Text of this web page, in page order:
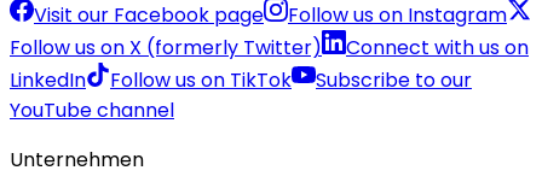
Visit our Facebook page
Follow us on Instagram
Follow us on X (formerly Twitter)
Connect with us on
LinkedIn
Follow us on TikTok
Subscribe to our
YouTube channel
Unternehmen